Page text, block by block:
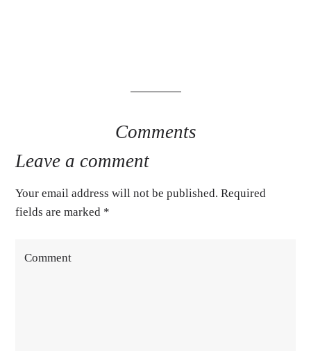
Comments
Leave a comment
Your email address will not be published. Required
fields are marked *